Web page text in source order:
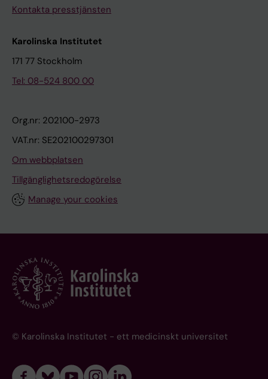
Kontakta presstjänsten
Karolinska Institutet
171 77 Stockholm
Tel: 08-524 800 00
Org.nr: 202100-2973
VAT.nr: SE202100297301
Om webbplatsen
Tillgänglighetsredogörelse
Manage your cookies
© Karolinska Institutet - ett medicinskt universitet